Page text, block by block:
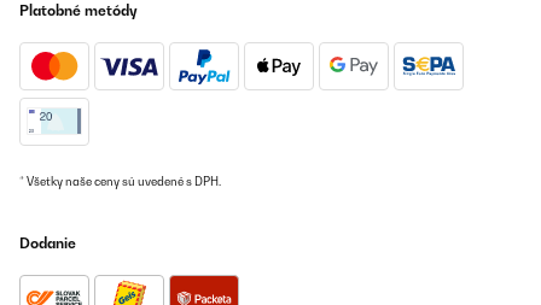
Platobné metódy
* Všetky naše ceny sú uvedené s DPH.
Dodanie